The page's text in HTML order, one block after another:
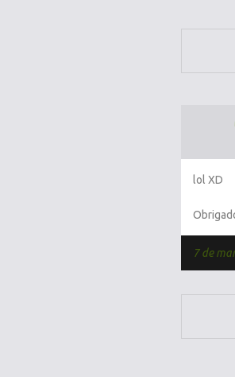
lol XD
7 de